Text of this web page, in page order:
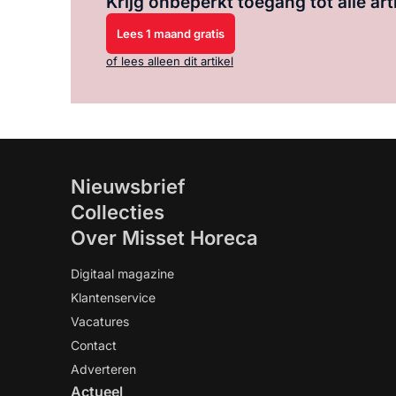
Lees 1 maand gratis
of lees alleen dit artikel
Nieuwsbrief
Collecties
Over Misset Horeca
Digitaal magazine
Klantenservice
Vacatures
Contact
Adverteren
Actueel